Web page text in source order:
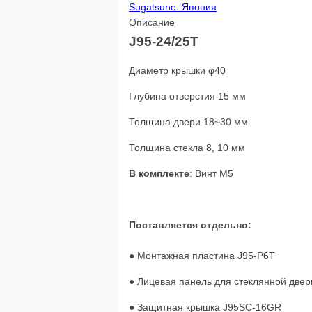
Sugatsune. Япония
Описание
J95-24/25T
Диаметр крышки φ40
Глубина отверстия 15 мм
Толщина двери 18~30 мм
Толщина стекла 8, 10 мм
В комплекте: Винт M5
Поставляется отдельно:
● Монтажная пластина J95-P6T
● Лицевая панель для стеклянной
● Защитная крышка J95SC-16GR